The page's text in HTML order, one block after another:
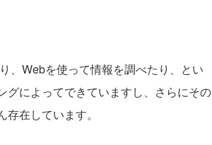
、Webを使って情報を調べたり、とい
グによってできていますし、さらにその
在しています。